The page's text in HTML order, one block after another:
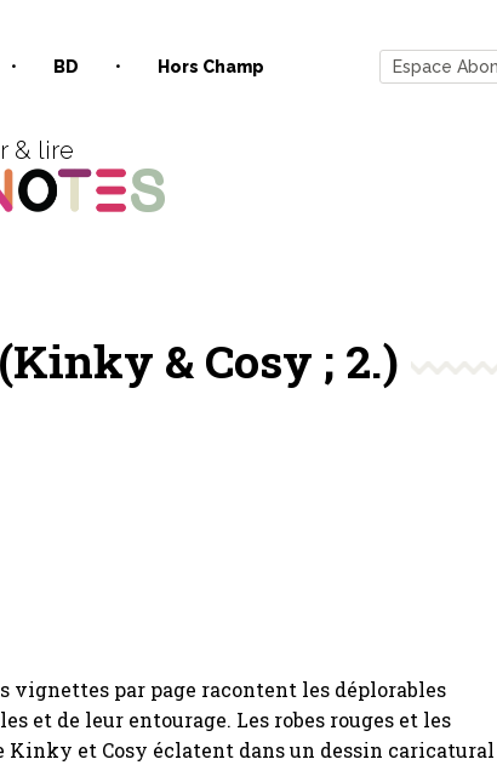
BD Hors Champ Espace
& lire
& Cosy ; 2.)
vignettes par page racontent les déplorables
et de leur entourage. Les robes rouges et les
Kinky et Cosy éclatent dans un dessin caricatural